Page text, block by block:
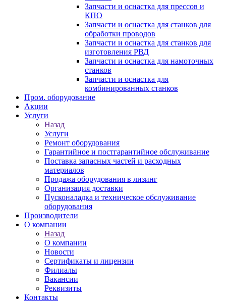
Запчасти и оснастка для прессов и
КПО
Запчасти и оснастка для станков для
обработки проводов
Запчасти и оснастка для станков для
изготовления РВД
Запчасти и оснастка для намоточных
станков
Запчасти и оснастка для
комбинированных станков
Пром. оборудование
Акции
Услуги
Назад
Услуги
Ремонт оборудования
Гарантийное и постгарантийное обслуживание
Поставка запасных частей и расходных
материалов
Продажа оборудования в лизинг
Организация доставки
Пусконаладка и техническое обслуживание
оборудования
Производители
О компании
Назад
О компании
Новости
Сертификаты и лицензии
Филиалы
Вакансии
Реквизиты
Контакты